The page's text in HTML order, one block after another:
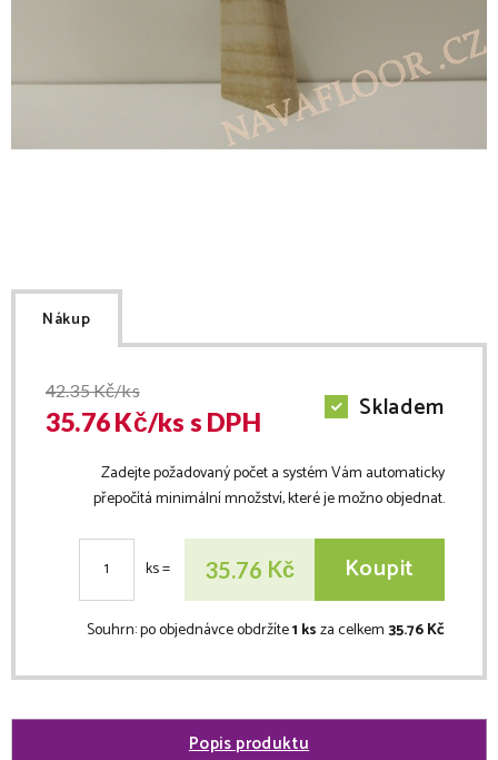
Nákup
42.35Kč/ks
35.76Kč/ks s DPH Skladem
Zadejte požadovaný počet a systém Vám automaticky
přepočítá minimální množství, které je možno objednat.
ks= 35.76 Kč Koupit
Souhrn:po objednávce obdržíte1 ksza celkem35.76 Kč
Popis produktu